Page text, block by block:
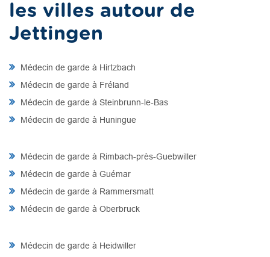
les villes autour de
Jettingen
Médecin de garde à Hirtzbach
Médecin de garde à Fréland
Médecin de garde à Steinbrunn-le-Bas
Médecin de garde à Huningue
Médecin de garde à Rimbach-près-Guebwiller
Médecin de garde à Guémar
Médecin de garde à Rammersmatt
Médecin de garde à Oberbruck
Médecin de garde à Heidwiller